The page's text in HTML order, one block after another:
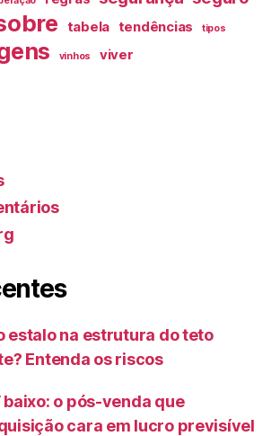
tabela tendências tipos
vinhos viver
estalo na estrutura do teto
Entenda os riscos
baixo: o pós-venda que
cara em lucro previsível